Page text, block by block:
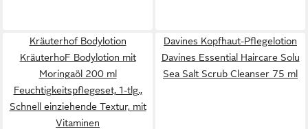
Kräuterhof Bodylotion
KräuterhoF Bodylotion mit
Moringaöl 200 ml
Feuchtigkeitspflegeset, 1-tlg.,
Schnell einziehende Textur, mit
Vitaminen
Davines Kopfhaut-Pflegelotion
Davines Essential Haircare Solu
Sea Salt Scrub Cleanser 75 ml